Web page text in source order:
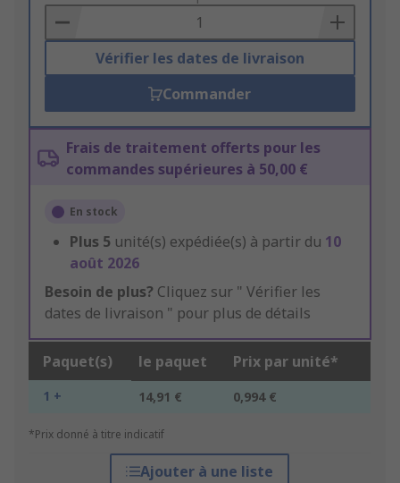
Basket
Vérifier les dates de livraison
Commander
Frais de traitement offerts pour les
commandes supérieures à 50,00 €
En stock
Plus 5 unité(s) expédiée(s) à partir du 10
août 2026
Besoin de plus? Cliquez sur " Vérifier les
dates de livraison " pour plus de détails
Paquet(s) le paquet Prix par unité*
1 + 14,91 € 0,994 €
*Prix donné à titre indicatif
Ajouter à une liste